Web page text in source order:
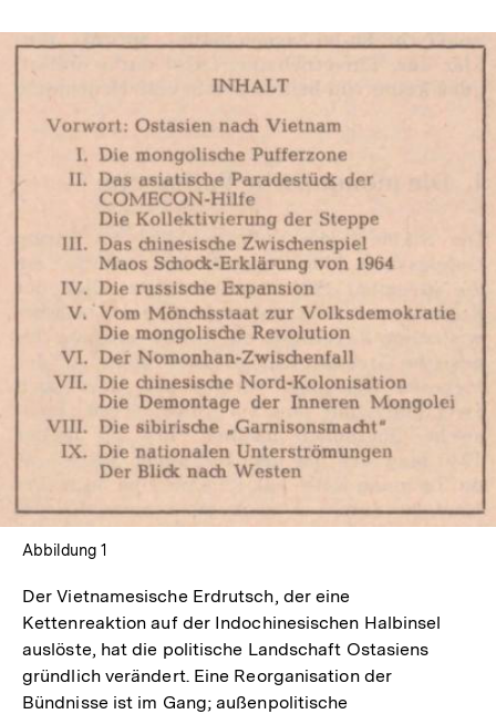
In
Lightbox
öffnen
Abbildung 1
Der Vietnamesische Erdrutsch, der eine
Kettenreaktion auf der Indochinesischen Halbinsel
auslöste, hat die politische Landschaft Ostasiens
gründlich verändert. Eine Reorganisation der
Bündnisse ist im Gang; außenpolitische